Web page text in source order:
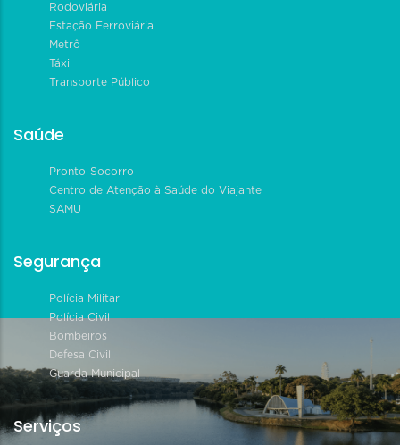
Rodoviária
Estação Ferroviária
Metrô
Táxi
Transporte Público
Saúde
Pronto-Socorro
Centro de Atenção à Saúde do Viajante
SAMU
Segurança
Polícia Militar
Polícia Civil
Bombeiros
Defesa Civil
Guarda Municipal
Serviços